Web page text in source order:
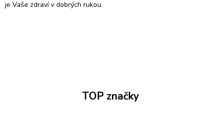
je Vaše zdraví v dobrých rukou.
TOP značky